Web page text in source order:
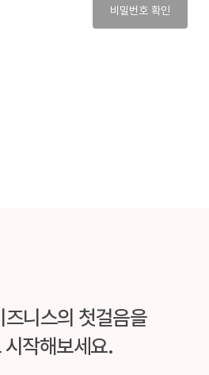
비밀번호 확인
즈니스의 첫걸음을
시작해보세요.